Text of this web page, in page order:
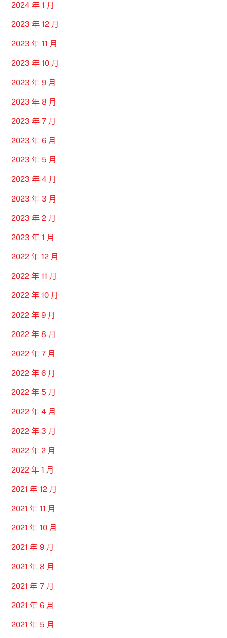
2024 年 1 月
2023 年 12 月
2023 年 11 月
2023 年 10 月
2023 年 9 月
2023 年 8 月
2023 年 7 月
2023 年 6 月
2023 年 5 月
2023 年 4 月
2023 年 3 月
2023 年 2 月
2023 年 1 月
2022 年 12 月
2022 年 11 月
2022 年 10 月
2022 年 9 月
2022 年 8 月
2022 年 7 月
2022 年 6 月
2022 年 5 月
2022 年 4 月
2022 年 3 月
2022 年 2 月
2022 年 1 月
2021 年 12 月
2021 年 11 月
2021 年 10 月
2021 年 9 月
2021 年 8 月
2021 年 7 月
2021 年 6 月
2021 年 5 月